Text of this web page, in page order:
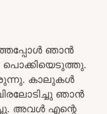
ഞാൻ
പൊക്കിയെടുത്തു.
കാലുകൾ
ഞാൻ
അവൾ എന്റെ